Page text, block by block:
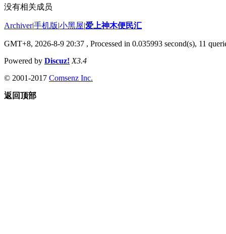
没有相关成员
Archiver|手机版|小黑屋|爱上神木便民汇
GMT+8, 2026-8-9 20:37 , Processed in 0.035993 second(s), 11
Powered by Discuz! X3.4
© 2001-2017 Comsenz Inc.
返回顶部